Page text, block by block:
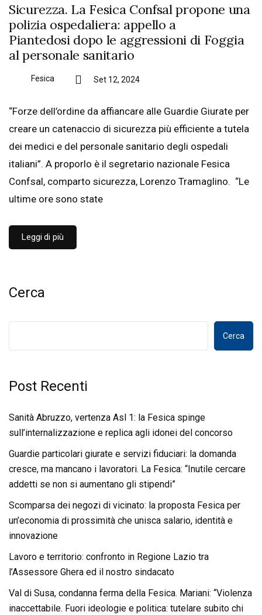
Sicurezza. La Fesica Confsal propone una
polizia ospedaliera: appello a
Piantedosi dopo le aggressioni di Foggia
al personale sanitario
Fesica Set 12, 2024
“Forze dell’ordine da affiancare alle Guardie Giurate per
creare un catenaccio di sicurezza più efficiente a tutela
dei medici e del personale sanitario degli ospedali
italiani”. A proporlo è il segretario nazionale Fesica
Confsal, comparto sicurezza, Lorenzo Tramaglino. “Le
ultime ore sono state
Leggi di più
Cerca
Cerca
Post Recenti
Sanità Abruzzo, vertenza Asl 1: la Fesica spinge
sull’internalizzazione e replica agli idonei del concorso
Guardie particolari giurate e servizi fiduciari: la domanda
cresce, ma mancano i lavoratori. La Fesica: “Inutile cercare
addetti se non si aumentano gli stipendi”
Scomparsa dei negozi di vicinato: la proposta Fesica per
un’economia di prossimità che unisca salario, identità e
innovazione
Lavoro e territorio: confronto in Regione Lazio tra
l’Assessore Ghera ed il nostro sindacato
Val di Susa, condanna ferma della Fesica. Mariani: “Violenza
inaccettabile. Fuori ideologie e politica: tutelare subito chi